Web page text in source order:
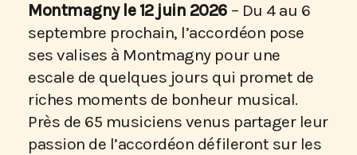
Montmagny le 12 juin 2026 – Du 4 au 6
septembre prochain, l’accordéon pose
ses valises à Montmagny pour une
escale de quelques jours qui promet de
riches moments de bonheur musical.
Près de 65 musiciens venus partager leur
passion de l’accordéon défileront sur les